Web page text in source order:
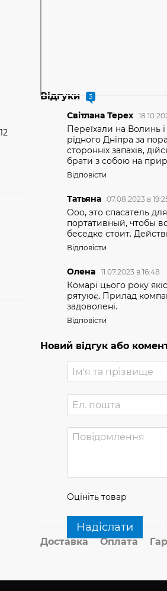
Відгуки 3
Cвiтлана Терех
Переїхали на Волинь
рідного Дніпра за
сторонніх запахів,
брати з собою на
Відповісти
Татьяна 07.08.2023 в
Ооо, это спасатель
портативный, чтобы
беседке стоит.
Відповісти
Олена 11.07.2023 в 16:48
Комарі цього року
рятуює. Прилад
задоволені.
Відповісти
Новий відгук або
Оцініть товар
Надіслати
Доставка Оплата